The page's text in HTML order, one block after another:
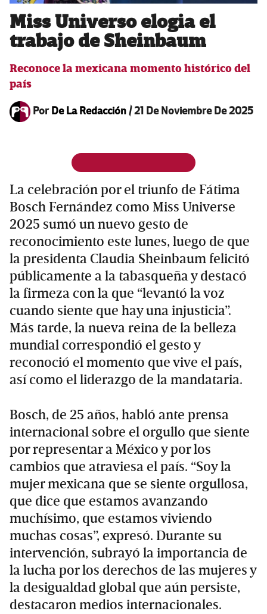
Miss Universo elogia el
trabajo de Sheinbaum
Reconoce la mexicana momento histórico del
país
PorDe La Redacción/21 De Noviembre De 2025
La celebración por el triunfo de Fátima
Bosch Fernández como Miss Universe
2025 sumó un nuevo gesto de
reconocimiento este lunes, luego de que
la presidenta Claudia Sheinbaum felicitó
públicamente a la tabasqueña y destacó
la firmeza con la que “levantó la voz
cuando siente que hay una injusticia”.
Más tarde, la nueva reina de la belleza
mundial correspondió el gesto y
reconoció el momento que vive el país,
así como el liderazgo de la mandataria.
Bosch, de 25 años, habló ante prensa
internacional sobre el orgullo que siente
por representar a México y por los
cambios que atraviesa el país. “Soy la
mujer mexicana que se siente orgullosa,
que dice que estamos avanzando
muchísimo, que estamos viviendo
muchas cosas”, expresó. Durante su
intervención, subrayó la importancia de
la lucha por los derechos de las mujeres y
la desigualdad global que aún persiste,
destacaron medios internacionales.